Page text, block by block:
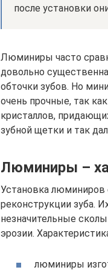
после установки
Люминиры часто
довольно
обточки зубов. Но
очень прочные, так
кристаллов,
зубной щетки и так
Люминиры –
Установка люминиров
реконструкции зуба.
незначительные
эрозии.
люминиры